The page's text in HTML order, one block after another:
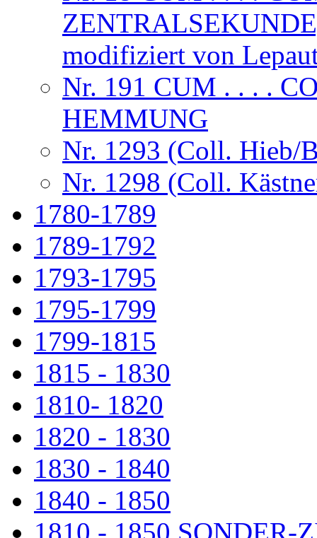
modifiziert von
Nr. 191 CUM . . . .
HEMMUNG
Nr. 1293 (Coll. Hieb/
Nr. 1298 (Coll.
1780-1789
1789-1792
1793-1795
1795-1799
1799-1815
1815 - 1830
1810- 1820
1820 - 1830
1830 - 1840
1840 - 1850